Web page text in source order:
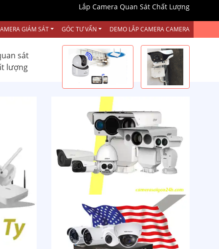
Lắp Camera Quan Sát Chất Lượng
GIÁM SÁT GÓC TƯ VẤN DEMO LẮP CAMERA CAMERA
sát
lượng